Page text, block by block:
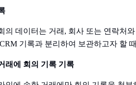
의 데이터는 거래, 회사 또는 연락처
기록과 분리하여 보관하고자 할
래에 회의 기록 기록